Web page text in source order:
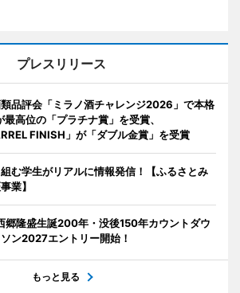
プレスリリース
品評会「ミラノ酒チャレンジ2026」で本格
高位の「プラチナ賞」を受賞、
FINISH」が「ダブル金賞」を受賞
む学生がリアルに情報発信！【ふるさとみ
業】
郷隆盛生誕200年・没後150年カウントダウ
ン2027エントリー開始！
もっと見る